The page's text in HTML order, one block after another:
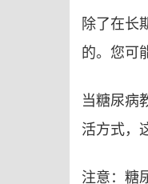
除了在长
的。您可
当糖尿病
活方式，
注意：糖